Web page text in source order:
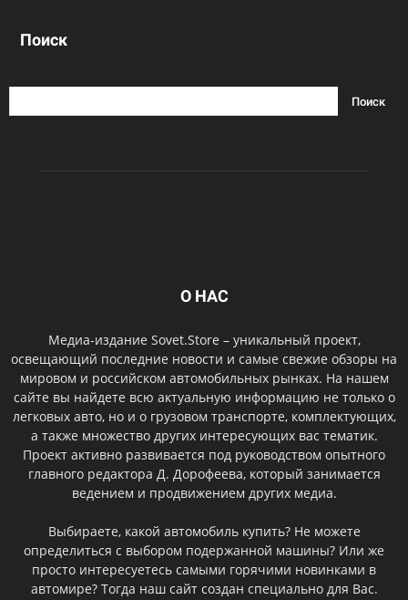
Поиск
О НАС
Медиа-издание Sovet.Store – уникальный проект,
освещающий последние новости и самые свежие обзоры на
мировом и российском автомобильных рынках. На нашем
сайте вы найдете всю актуальную информацию не только о
легковых авто, но и о грузовом транспорте, комплектующих,
а также множество других интересующих вас тематик.
Проект активно развивается под руководством опытного
главного редактора Д. Дорофеева, который занимается
ведением и продвижением других медиа.
Выбираете, какой автомобиль купить? Не можете
определиться с выбором подержанной машины? Или же
просто интересуетесь самыми горячими новинками в
автомире? Тогда наш сайт создан специально для Вас.